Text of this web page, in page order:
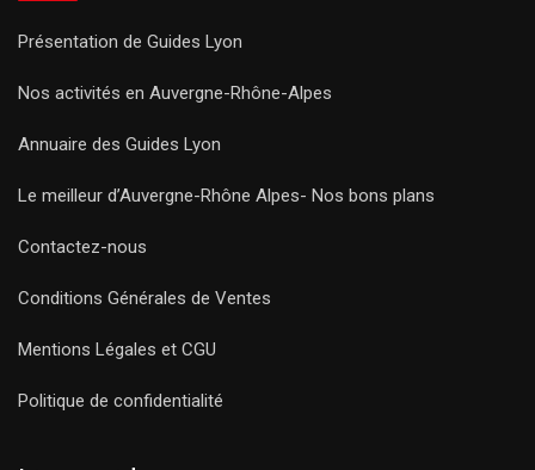
Présentation de Guides Lyon
Nos activités en Auvergne-Rhône-Alpes
Annuaire des Guides Lyon
Le meilleur d’Auvergne-Rhône Alpes- Nos bons plans
Contactez-nous
Conditions Générales de Ventes
Mentions Légales et CGU
Politique de confidentialité